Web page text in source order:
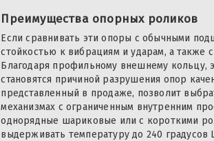
Преимущества опорных роликов
Если сравнивать эти опоры с обычными
стойкостью к вибрациям и ударам, а также
Благодаря профильному внешнему кольцу,
становятся причиной разрушения опор
представленный в продаже, позволит
механизмах с ограниченным внутренним
однорядные шариковые или с короткими
выдерживать температуру до 240 градусов